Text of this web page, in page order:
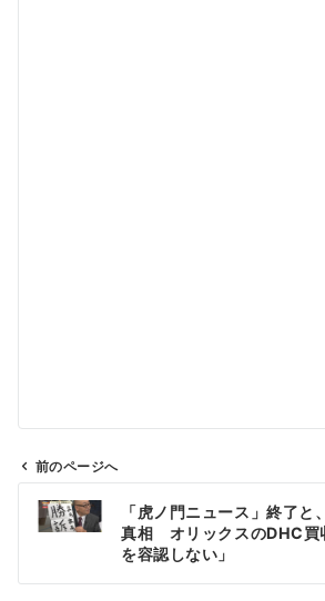
ビ
前のページへ
「虎ノ門ニュース」終了と
真相 オリックスのDHC買
を容認しない」